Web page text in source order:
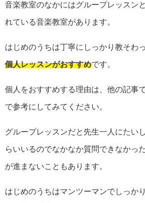
音楽教室のなかにはグループレッスン
れている音楽教室があります。
はじめのうちは丁寧にしっかり教そわ
個人レッスンがおすすめです。
個人をおすすめする理由は、他の記事
で参考にしてみてください。
グループレッスンだと先生一人にたい
らいいるのでなかなか質問できなかっ
が進まないこともあります。
はじめのうちはマンツーマンでしっか